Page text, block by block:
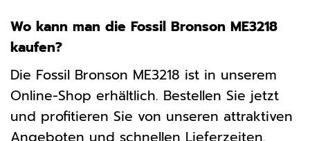
Wo kann man die Fossil Bronson ME3218
kaufen?
Die Fossil Bronson ME3218 ist in unserem
Online-Shop erhältlich. Bestellen Sie jetzt
und profitieren Sie von unseren attraktiven